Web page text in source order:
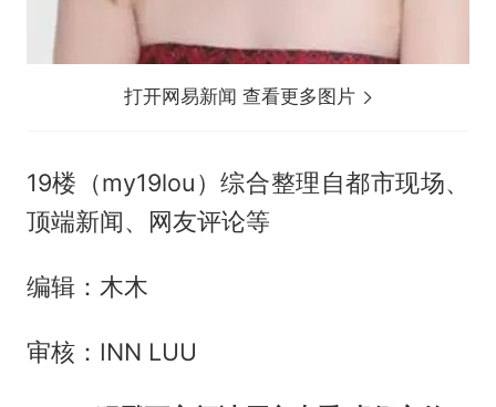
打开网易新闻 查看更多图片
19楼（my19lou）综合整理自都市现场、
顶端新闻、网友评论等
编辑：木木
审核：INN LUU